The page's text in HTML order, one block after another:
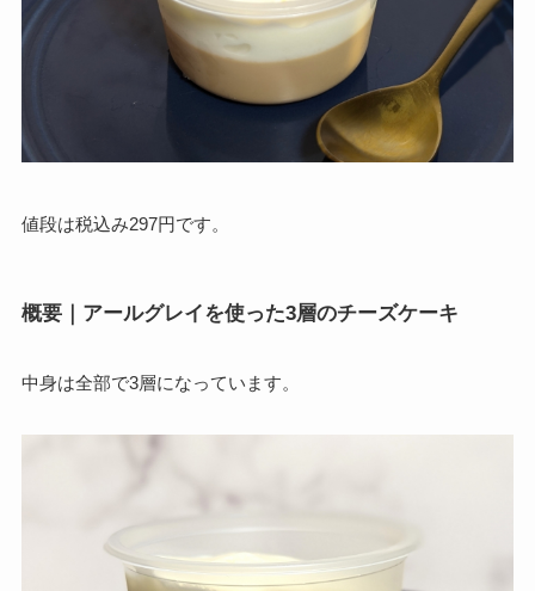
値段は税込み297円です。
概要｜アールグレイを使った3層のチーズケーキ
中身は全部で3層になっています。